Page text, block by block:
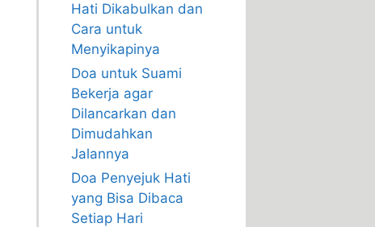
Hati Dikabulkan dan
Cara untuk
Menyikapinya
Doa untuk Suami
Bekerja agar
Dilancarkan dan
Dimudahkan
Jalannya
Doa Penyejuk Hati
yang Bisa Dibaca
Setiap Hari